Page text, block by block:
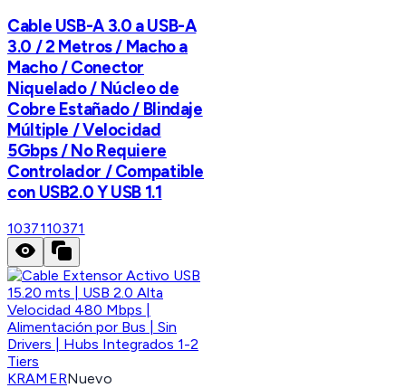
Cable USB-A 3.0 a USB-A
3.0 / 2 Metros / Macho a
Macho / Conector
Niquelado / Núcleo de
Cobre Estañado / Blindaje
Múltiple / Velocidad
5Gbps / No Requiere
Controlador / Compatible
con USB2.0 Y USB 1.1
1037110371
KRAMERNuevo